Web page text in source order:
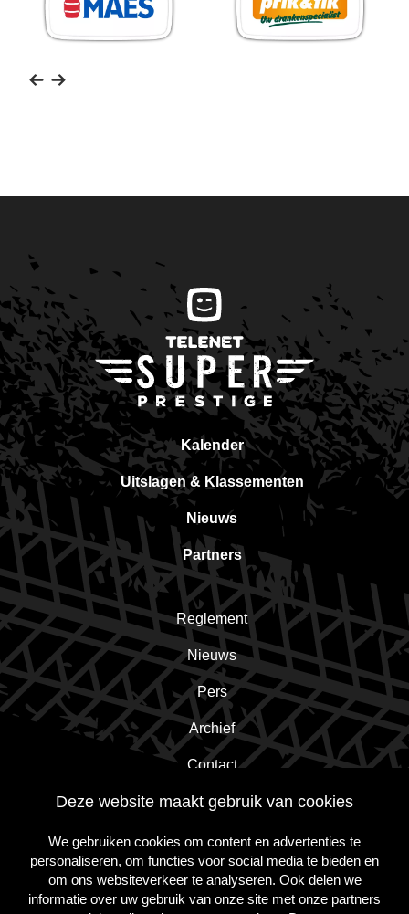
Deze website maakt gebruik van cookies
We gebruiken cookies om content en advertenties te
personaliseren, om functies voor social media te bieden en
om ons websiteverkeer te analyseren. Ook delen we
informatie over uw gebruik van onze site met onze partners
Kalender
Uitslagen & Klassementen
Nieuws
Partners
Reglement
Nieuws
Pers
Archief
Contact
Inschrijven